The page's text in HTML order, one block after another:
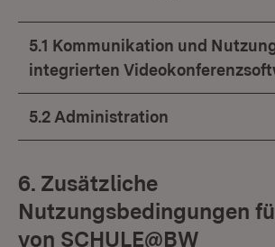
5.1 Kommunikation und
integrierten
5.2 Administration
6. Zusätzliche
Nutzungsbedingungen
von SCHULE@BW